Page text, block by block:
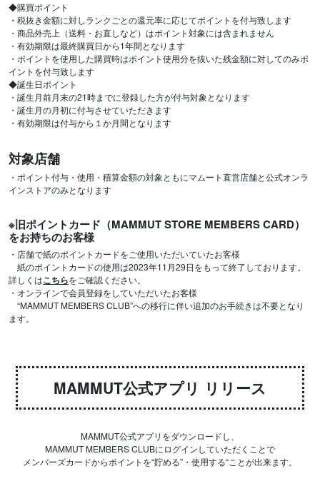
◆購買ポイント
・税抜き金額に対しランクごとの還元率に応じてポイントを付与致します
・商品外売上（送料・お直しなど）はポイント対象には含まれません
・有効期限は最終購買日から1年間となります
・ポイントを使用した購買時はポイント使用分を抜いた残金額に対してのみポ
イントを付与致します
◆誕生日ポイント
・誕生月前月末の21時までに登録した方が付与対象となります
・誕生月の月初に付与させていただきます
・有効期限は付与から１か月間となります
対象店舗
・ポイント付与・使用・積算金額の対象ともにマムート直営店舗と公式オンラ
インストアのみとなります
※旧ポイントカード（MAMMUT STORE MEMBERS CARD）
をお持ちのお客様
・店舗で紙のポイントカードをご使用いただいていたお客様
紙のポイントカードの使用は2023年11月29日をもって終了しております。
詳しくはこちらをご確認ください。
・オンラインで会員登録をしていただいたお客様
“MAMMUT MEMBERS CLUB”への移行に伴い追加のお手続きは不要となり
ます。
MAMMUT公式アプリ リリース
MAMMUT公式アプリをダウンロードし、
MAMMUT MEMBERS CLUBにログインしていただくことで
メンバーズカードからポイントを“貯める”・使用する“ことが出来ます。